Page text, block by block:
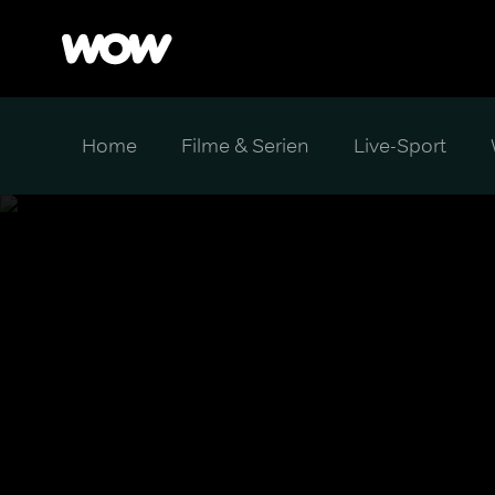
Home Filme & Serien Live-Sport